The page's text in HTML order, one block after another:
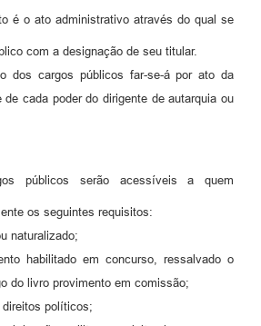
é o ato administrativo através do qual se
com a designação de seu titular.
dos cargos públicos far-se-á por ato da
de cada poder do dirigente de autarquia ou
públicos serão acessíveis a quem
os seguintes requisitos:
naturalizado;
habilitado em concurso, ressalvado o
do livro provimento em comissão;
direitos políticos;